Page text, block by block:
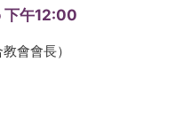
下午12:00
會會長）